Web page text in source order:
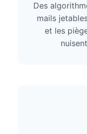
Des
mails
et les